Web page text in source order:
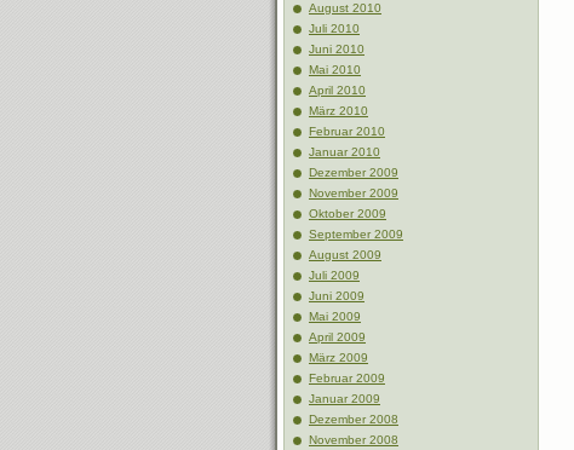
August 2010
Juli 2010
Juni 2010
Mai 2010
April 2010
März 2010
Februar 2010
Januar 2010
Dezember 2009
November 2009
Oktober 2009
September 2009
August 2009
Juli 2009
Juni 2009
Mai 2009
April 2009
März 2009
Februar 2009
Januar 2009
Dezember 2008
November 2008